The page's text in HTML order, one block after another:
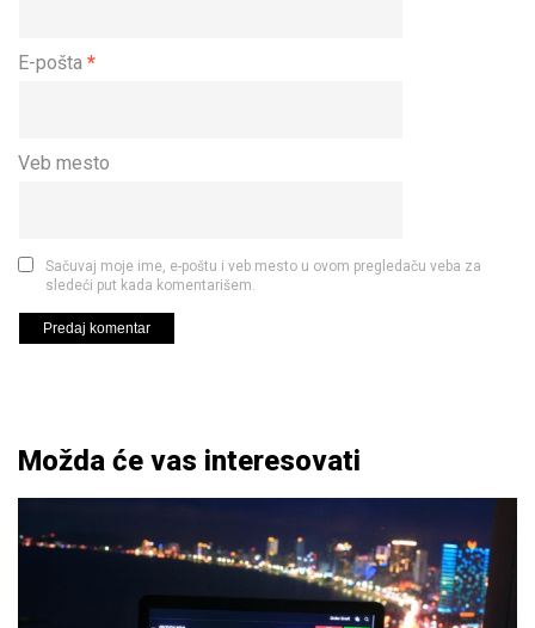
E-pošta *
Veb mesto
Sačuvaj moje ime, e-poštu i veb mesto u ovom pregledaču veba za
sledeći put kada komentarišem.
Možda će vas interesovati